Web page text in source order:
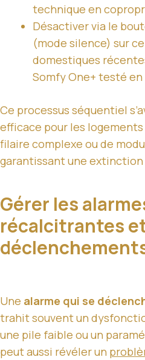
technique en
Désactiver via le
(mode silence) sur
domestiques
Somfy One+ testé en
Ce processus séquentiel
efficace pour les logements
filaire complexe ou de
garantissant une
Gérer les
récalcitrantes
Une alarme qui se
trahit souvent un
une pile faible ou un
peut aussi révéler un